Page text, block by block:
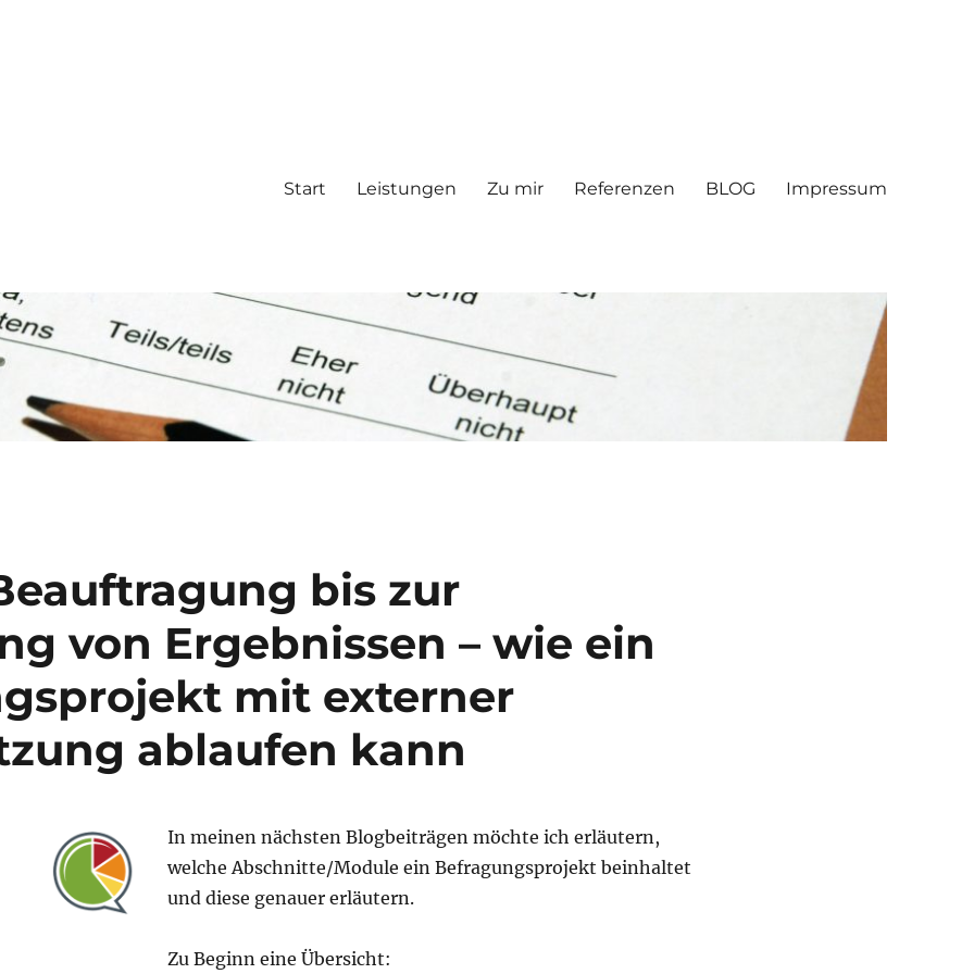
Datenanalyse
Start Leistungen Zu mir Referenzen BLOG Impressum
bis zur
von Ergebnissen – wie ein
mit externer
ablaufen kann
In meinen nächsten Blogbeiträgen möchte ich erläutern,
welche Abschnitte/Module ein Befragungsprojekt beinhaltet
und diese genauer erläutern.
Zu Beginn eine Übersicht: